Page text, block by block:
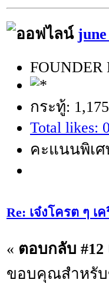
FOUNDER
กระทู้: 1,175
Total likes: 0
คะแนนพิเศ
Re: เจ๋งโครต ๆ
« ตอบกลับ #12
ขอบคุณสำหรั